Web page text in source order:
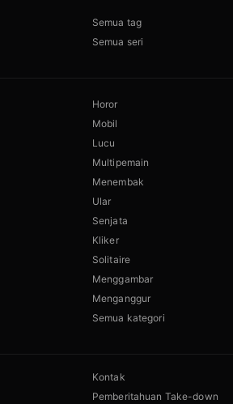
Semua tag
Semua seri
Horor
Mobil
Lucu
Multipemain
Menembak
Ular
Senjata
Kliker
Solitaire
Menggambar
Menganggur
Semua kategori
Kontak
Pemberitahuan Take-down